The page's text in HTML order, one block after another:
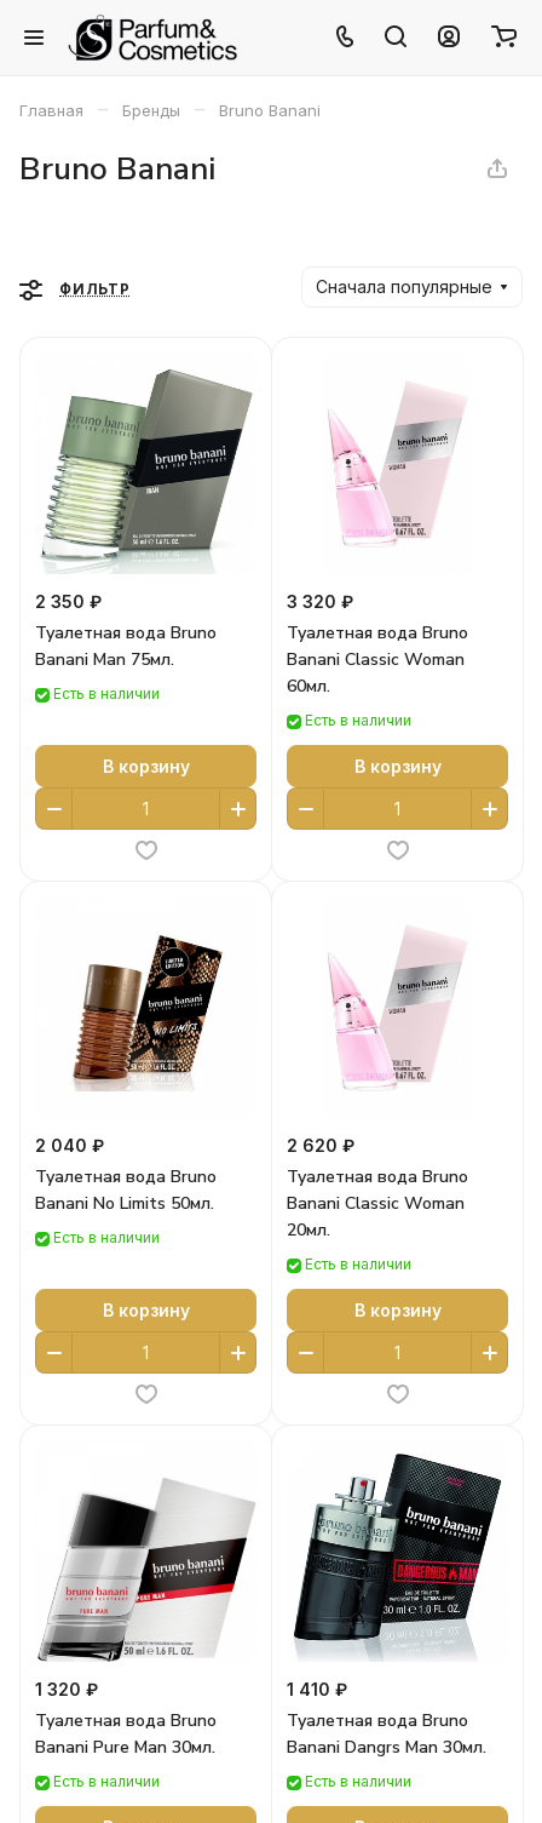
Главная – Бренды – Bruno Banani
Bruno Banani
ФИЛЬТР Сначала популярные
2 350 ₽
Туалетная вода Bruno
Banani Man 75мл.
Есть в наличии
В корзину
3 320 ₽
Туалетная вода Bruno
Banani Classic Woman
60мл.
Есть в наличии
В корзину
2 040 ₽
Туалетная вода Bruno
Banani No Limits 50мл.
Есть в наличии
В корзину
2 620 ₽
Туалетная вода Bruno
Banani Classic Woman
20мл.
Есть в наличии
В корзину
1 320 ₽
Туалетная вода Bruno
Banani Pure Man 30мл.
Есть в наличии
1 410 ₽
Туалетная вода Bruno
Banani Dangrs Man 30мл.
Есть в наличии